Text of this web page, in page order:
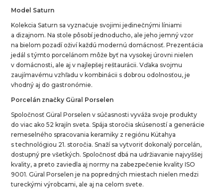
Model Saturn
Kolekcia Saturn sa vyznačuje svojimi jedinečnými líniami
a dizajnom. Na stole pôsobí jednoducho, ale jeho jemný vzor
na bielom pozadí oživí každú modernú domácnosť. Prezentácia
jedál s týmto porcelánom môže byť na vysokej úrovni nielen
v domácnosti, ale aj v najlepšej reštaurácii. Vďaka svojmu
zaujímavému vzhľadu v kombinácii s dobrou odolnosťou, je
vhodný aj do gastronómie.
Porcelán značky Güral Porselen
Spoločnosť Güral Porselen v súčasnosti vyváža svoje produkty
do viac ako 52 krajín sveta. Spája storočia skúseností a generácie
remeselného spracovania keramiky z regiónu Kütahya
s technológiou 21. storočia. Snaží sa vytvoriť dokonalý porcelán,
dostupný pre všetkých. Spoločnosť dbá na udržiavanie najvyššej
kvality, a preto zaviedla aj normy na zabezpečenie kvality ISO
9001. Güral Porselen je na popredných miestach nielen medzi
tureckými výrobcami, ale aj na celom svete.